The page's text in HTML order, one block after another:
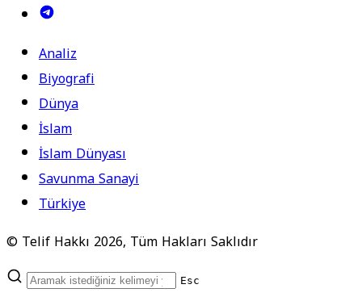
Analiz
Biyografi
Dünya
İslam
İslam Dünyası
Savunma Sanayi
Türkiye
© Telif Hakkı 2026, Tüm Hakları Saklıdır
Esc